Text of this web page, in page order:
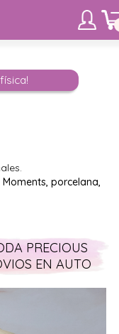
porcelana,
PRECIOUS
EN AUTO